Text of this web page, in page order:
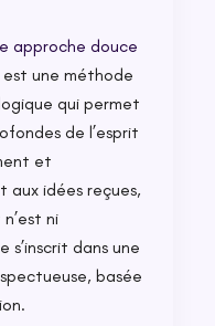
approche douce
est une méthode
qui permet
de l’esprit
et
aux idées reçues,
ni
s’inscrit dans une
basée